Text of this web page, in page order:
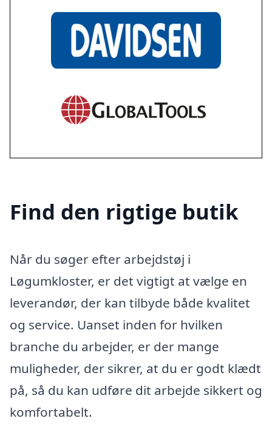
Find den rigtige butik
Når du søger efter arbejdstøj i
Løgumkloster, er det vigtigt at vælge en
leverandør, der kan tilbyde både kvalitet
og service. Uanset inden for hvilken
branche du arbejder, er der mange
muligheder, der sikrer, at du er godt klædt
på, så du kan udføre dit arbejde sikkert og
komfortabelt.